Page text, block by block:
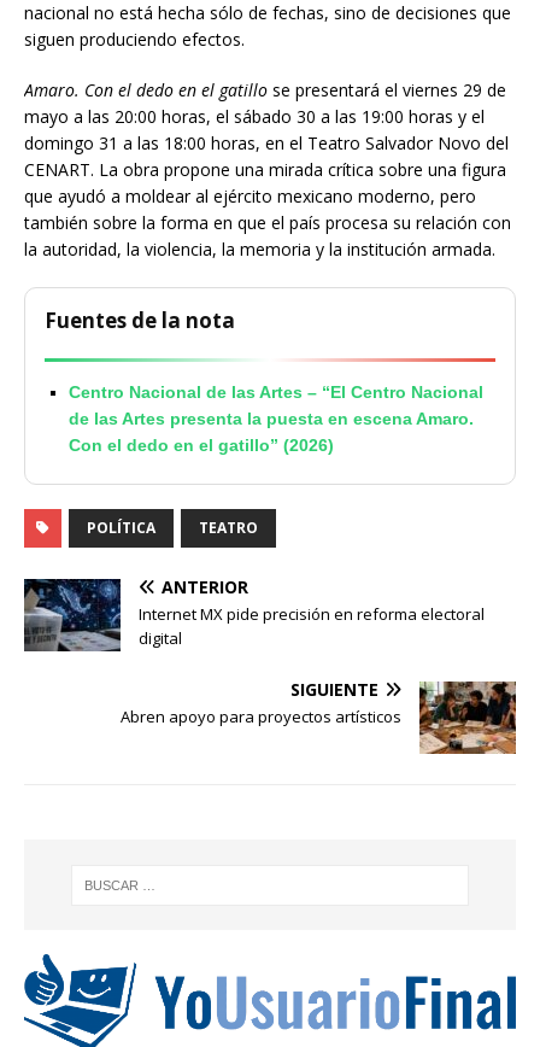
nacional no está hecha sólo de fechas, sino de decisiones que
siguen produciendo efectos.
Amaro. Con el dedo en el gatillo se presentará el viernes 29 de
mayo a las 20:00 horas, el sábado 30 a las 19:00 horas y el
domingo 31 a las 18:00 horas, en el Teatro Salvador Novo del
CENART. La obra propone una mirada crítica sobre una figura
que ayudó a moldear al ejército mexicano moderno, pero
también sobre la forma en que el país procesa su relación con
la autoridad, la violencia, la memoria y la institución armada.
Fuentes de la nota
Centro Nacional de las Artes – “El Centro Nacional
de las Artes presenta la puesta en escena Amaro.
Con el dedo en el gatillo” (2026)
POLÍTICA TEATRO
ANTERIOR
Internet MX pide precisión en reforma electoral
digital
SIGUIENTE
Abren apoyo para proyectos artísticos